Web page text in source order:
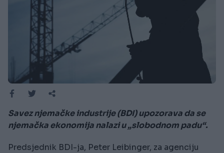
Savez njemačke industrije (BDI) upozorava da se
njemačka ekonomija nalazi u „slobodnom padu“.
Predsjednik BDI-ja, Peter Leibinger, za agenciju